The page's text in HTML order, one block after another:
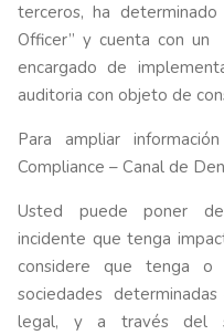
terceros, ha
Officer” y cuenta con un
encargado de
auditoria con objeto de
Para ampliar
Compliance – Canal de
Usted puede poner
incidente que tenga
considere que tenga
sociedades
legal, y a través del